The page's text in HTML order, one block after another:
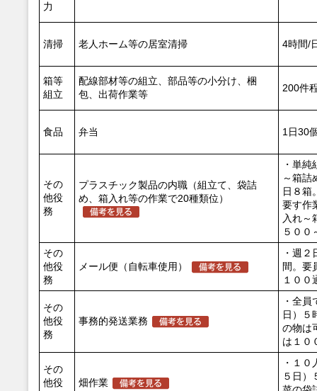
力
清掃 老人ホーム等の居室清掃 4時間/
箱等
組立
配線部材等の組立、部品等の小分け、梱
包、出荷作業等
200件
食品 弁当 1日30
その
他役
務
プラスチック製品の内職（組立て、袋詰
め、箱入れ等の作業で20種類位）
・単
～箱詰
日８箱
要す作
入れ～
５００
その
他役
務
メール便（自転車使用）
・週
間。要
１００
その
他役
務
事務的発送業務
・全
日）５
の物は
は１０
その
他役
畑作業
・１
５日）